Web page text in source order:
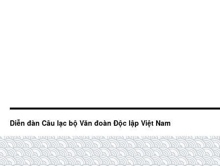
Diễn đàn Câu lạc bộ Văn đoàn Độc lập Việt Nam